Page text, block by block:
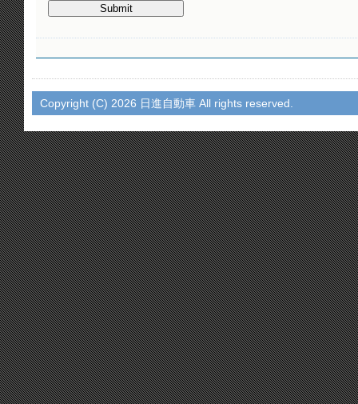
Copyright (C) 2026 日進自動車 All rights reserved.